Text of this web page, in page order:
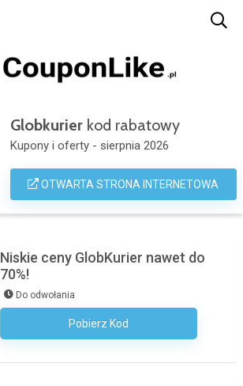
Globkurierkod rabatowy
Kupony i oferty - sierpnia 2026
OTWARTA STRONA INTERNETOWA
Niskie ceny GlobKurier nawet do
70%!
Do odwołania
Pobierz Kod
Kod Nie Jest Wymagany